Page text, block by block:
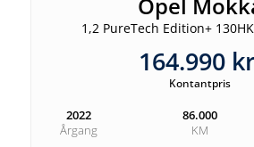
1,2 PureTech Edition+
164.990
Kontantpris
2022
Årgang
86.000
KM